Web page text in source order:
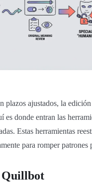
plazos ajustados, la
es donde entran las
Estas herramientas
para romper patrones
Quillbot